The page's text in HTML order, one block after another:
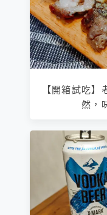
【開箱試吃
然，